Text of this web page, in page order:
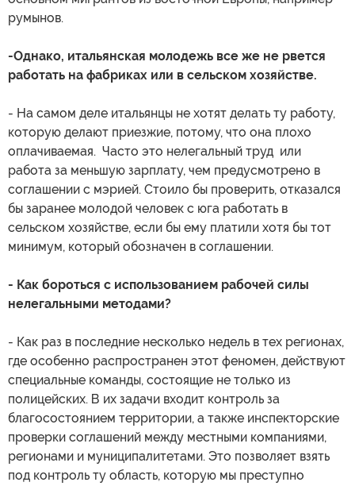
румынов.
-Однако, итальянская молодежь все же не рвется
работать на фабриках или в сельском хозяйстве.
- На самом деле итальянцы не хотят делать ту работу,
которую делают приезжие, потому, что она плохо
оплачиваемая. Часто это нелегальный труд или
работа за меньшую зарплату, чем предусмотрено в
соглашении с мэрией. Стоило бы проверить, отказался
бы заранее молодой человек с юга работать в
сельском хозяйстве, если бы ему платили хотя бы тот
минимум, который обозначен в соглашении.
- Как бороться с использованием рабочей силы
нелегальными методами?
- Как раз в последние несколько недель в тех регионах,
где особенно распространен этот феномен, действуют
специальные команды, состоящие не только из
полицейских. В их задачи входит контроль за
благосостоянием территории, а также инспекторские
проверки соглашений между местными компаниями,
регионами и муниципалитетами. Это позволяет взять
под контроль ту область, которую мы преступно